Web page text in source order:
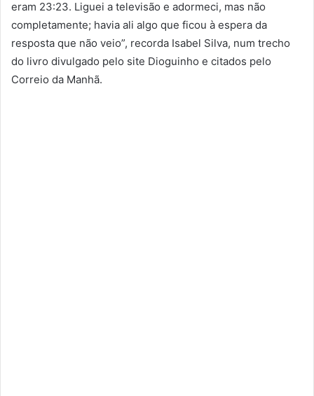
eram 23:23. Liguei a televisão e adormeci, mas não
completamente; havia ali algo que ficou à espera da
resposta que não veio”, recorda Isabel Silva, num trecho
do livro divulgado pelo site Dioguinho e citados pelo
Correio da Manhã.